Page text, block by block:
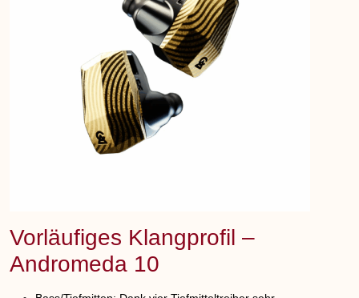
Vorläufiges Klangprofil –
Andromeda 10